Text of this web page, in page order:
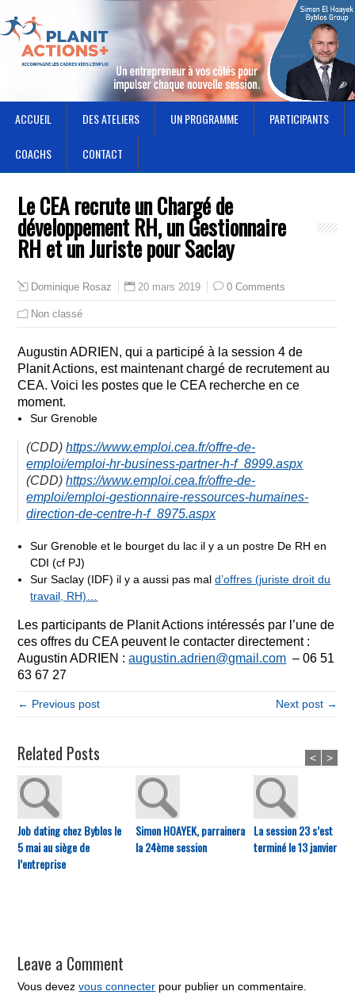
ACCUEIL DES ATELIERS UN PROGRAMME PARTICIPANTS
COACHS CONTACT
Le CEA recrute un Chargé de
développement RH, un Gestionnaire
RH et un Juriste pour Saclay
Dominique Rosaz 20 mars 2019 0 Comments
Non classé
Augustin ADRIEN, qui a participé à la session 4 de
Planit Actions, est maintenant chargé de recrutement au
CEA. Voici les postes que le CEA recherche en ce
moment.
Sur Grenoble
(CDD)https://www.emploi.cea.fr/offre-de-
emploi/emploi-hr-business-partner-h-f_8999.aspx
(CDD)https://www.emploi.cea.fr/offre-de-
emploi/emploi-gestionnaire-ressources-humaines-
direction-de-centre-h-f_8975.aspx
Sur Grenoble et le bourget du lac il y a un postre De RH en
CDI (cf PJ)
Sur Saclay (IDF) il y a aussi pas mald’offres (juriste droit du
travail, RH)…
Les participants de Planit Actions intéressés par l’une de
ces offres du CEA peuvent le contacter directement :
Augustin ADRIEN :augustin.adrien@gmail.com – 06 51
63 67 27
← Previous post Next post →
Related Posts
Job dating chez Byblos le
5 mai au siège de
l’entreprise
Simon HOAYEK, parrainera
la 24ème session
La session 23 s’est
terminé le 13 janvier
< >
Leave a Comment
Vous devezvous connecter pour publier un commentaire.